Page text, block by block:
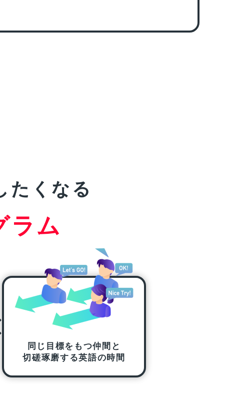
たくなる
ラム
同じ目標をもつ仲間と
切磋琢磨する英語の時間